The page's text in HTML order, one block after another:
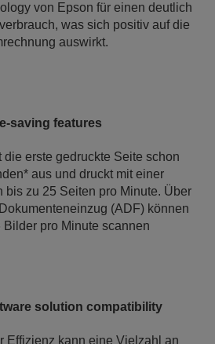
von Epson für einen deutlich
was sich positiv auf die
auswirkt.
saving features
die erste gedruckte Seite schon
aus und druckt mit einer
bis zu 25 Seiten pro Minute. Über
(ADF) können
Bilder pro Minute scannen
solution compatibility
Effizienz kann eine Vielzahl an